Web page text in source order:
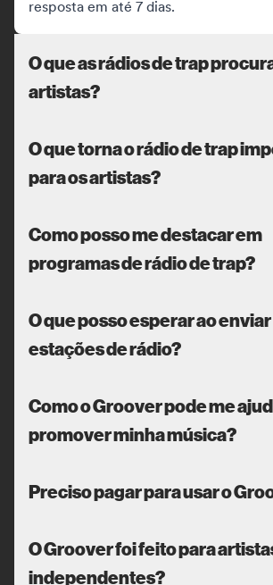
resposta em até 7 dias.
O que as rádios de trap
artistas?
O que torna o rádio de trap
para os artistas?
Como posso me destacar em
programas de rádio de trap?
O que posso esperar ao
estações de rádio?
Como o Groover pode me
promover minha música?
Preciso pagar para usar o
O Groover foi feito para
independentes?